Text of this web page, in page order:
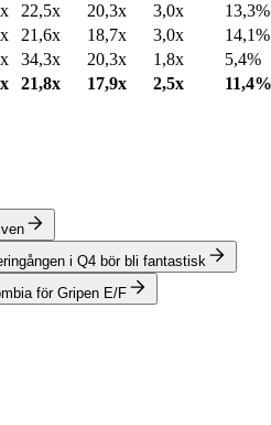
22,5x 20,3x 3,0x
13,3%
21,6x 18,7x 3,0x
14,1%
34,3x 20,3x 1,8x
5,4%
21,8x 17,9x 2,5x
11,4%
i Q4 bör bli fantastisk
för Gripen E/F